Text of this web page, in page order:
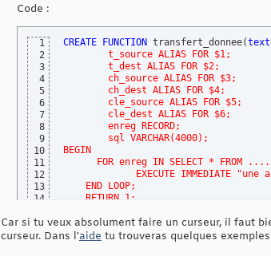
Code :
1
2
3
4
5
6
7
8
9
10
11
12
13
14
CREATE FUNCTION transfert_donnee(text
        t_source ALIAS FOR $1;
        t_dest ALIAS FOR $2;
        ch_source ALIAS FOR $3;
        ch_dest ALIAS FOR $4;
        cle_source ALIAS FOR $5;
        cle_dest ALIAS FOR $6;
        enreg RECORD;
        sql VARCHAR(4000);
BEGIN
FOR enreg IN SELECT * FROM
EXECUTE IMMEDIATE "une
    END LOOP;
    RETURN 1;
Car si tu veux absolument faire un curseur, il faut
curseur. Dans l'aide tu trouveras quelques